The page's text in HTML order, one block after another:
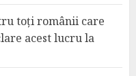
toți românii care
acest lucru la